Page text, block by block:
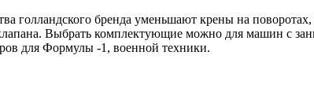
голландского бренда уменьшают крены на поворотах,
Выбрать комплектующие можно для машин с
для Формулы -1, военной техники.